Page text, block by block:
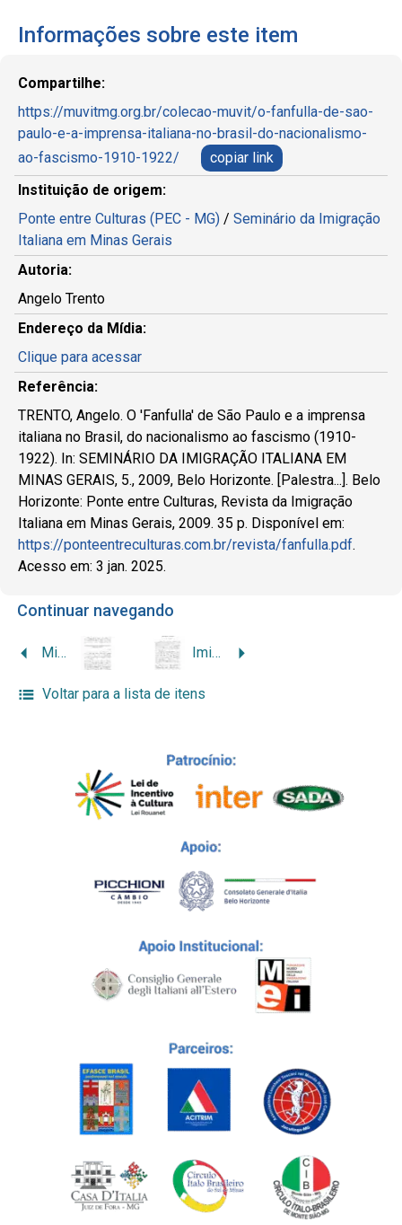
Informações sobre este item
Compartilhe:
https://muvitmg.org.br/colecao-muvit/o-fanfulla-de-sao-
paulo-e-a-imprensa-italiana-no-brasil-do-nacionalismo-
ao-fascismo-1910-1922/
copiar link
Instituição de origem:
Ponte entre Culturas (PEC - MG) / Seminário da Imigração
Italiana em Minas Gerais
Autoria:
Angelo Trento
Endereço da Mídia:
Clique para acessar
Referência:
TRENTO, Angelo. O 'Fanfulla' de São Paulo e a imprensa
italiana no Brasil, do nacionalismo ao fascismo (1910-
1922). In: SEMINÁRIO DA IMIGRAÇÃO ITALIANA EM
MINAS GERAIS, 5., 2009, Belo Horizonte. [Palestra...]. Belo
Horizonte: Ponte entre Culturas, Revista da Imigração
Italiana em Minas Gerais, 2009. 35 p. Disponível em:
https://ponteentreculturas.com.br/revista/fanfulla.pdf.
Acesso em: 3 jan. 2025.
Continuar navegando
Migrações, influências políticas e hibridismos culturais entre Brasil e Itália Imigrantes e operários de origem italiana em São Paulo e em Minas da Primeira República ao Estado Novo
Voltar para a lista de itens